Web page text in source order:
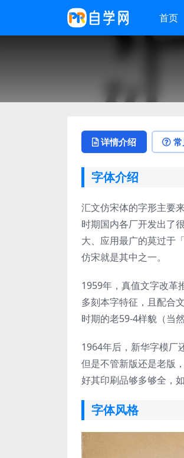
首页
详情介绍
字体介绍
汇文仿宋体的字形主要
时期国内各厂开发出了
大、应用最广的莫过于
仿宋就是其中之一。
1959年，真值文字改革
多刻本字特征，且配合
时期的老59-4样貌（当
1964年后，新华字模厂
但是不管新版还是老版
好其印刷品够多够全，
字体风格